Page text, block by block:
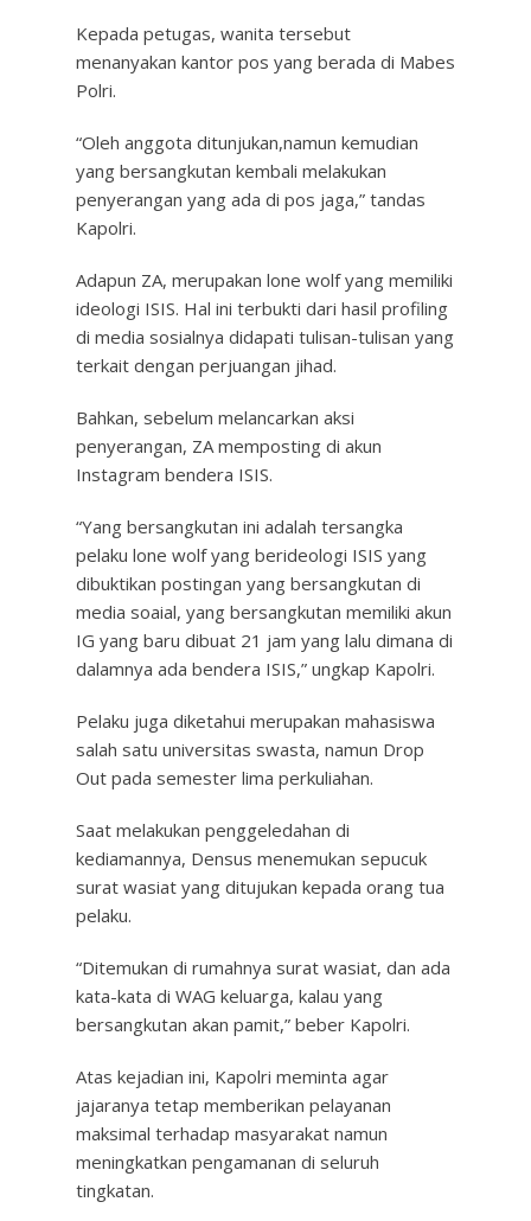
Kepada petugas, wanita tersebut
menanyakan kantor pos yang berada di Mabes
Polri.
“Oleh anggota ditunjukan,namun kemudian
yang bersangkutan kembali melakukan
penyerangan yang ada di pos jaga,” tandas
Kapolri.
Adapun ZA, merupakan lone wolf yang memiliki
ideologi ISIS. Hal ini terbukti dari hasil profiling
di media sosialnya didapati tulisan-tulisan yang
terkait dengan perjuangan jihad.
Bahkan, sebelum melancarkan aksi
penyerangan, ZA memposting di akun
Instagram bendera ISIS.
“Yang bersangkutan ini adalah tersangka
pelaku lone wolf yang berideologi ISIS yang
dibuktikan postingan yang bersangkutan di
media soaial, yang bersangkutan memiliki akun
IG yang baru dibuat 21 jam yang lalu dimana di
dalamnya ada bendera ISIS,” ungkap Kapolri.
Pelaku juga diketahui merupakan mahasiswa
salah satu universitas swasta, namun Drop
Out pada semester lima perkuliahan.
Saat melakukan penggeledahan di
kediamannya, Densus menemukan sepucuk
surat wasiat yang ditujukan kepada orang tua
pelaku.
“Ditemukan di rumahnya surat wasiat, dan ada
kata-kata di WAG keluarga, kalau yang
bersangkutan akan pamit,” beber Kapolri.
Atas kejadian ini, Kapolri meminta agar
jajaranya tetap memberikan pelayanan
maksimal terhadap masyarakat namun
meningkatkan pengamanan di seluruh
tingkatan.